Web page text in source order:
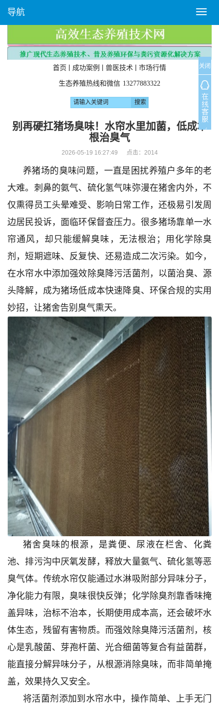
T
o
g
l
e
n
a
v
i
g
a
n
导航
首页 | 成功案例 | 兽医技术 | 市场行情
生态养殖热线和微信 13277883322
别再硬扛猪场臭味！水帘水里加菌，低成本
根治臭气
2026-05-19 16:27:49 点击： 2014
养猪场的臭味问题，一直是困扰养殖户多年的老
大难。刺鼻的氨气、硫化氢气味弥漫在猪舍内外，不
仅熏得员工头晕难受、影响日常工作，还极易引发周
边居民投诉，面临环保督查压力。很多猪场靠单一水
帘通风，却只能缓解臭味，无法根治；用化学除臭
剂，短期遮味、反复快、还易造成二次污染。如今，
在水帘水中添加强效除臭降污活菌剂，以菌治臭、源
头降解，成为猪场低成本快速降臭、环保合规的实用
妙招，让猪舍告别臭气熏天。
猪舍臭味的根源，是粪便、尿液在栏舍、化粪
池、排污沟中厌氧发酵，释放大量氨气、硫化氢等恶
臭气体。传统水帘仅能通过水淋吸附部分异味分子，
净化能力有限，臭味很快反弹；化学除臭剂靠香味掩
盖异味，治标不治本，长期使用成本高，还会破坏水
体生态，残留有害物质。而强效除臭降污活菌剂，核
心是乳酸菌、芽孢杆菌、光合细菌等复合有益菌群，
能直接分解异味分子，从根源消除臭味，而非简单掩
盖，效果持久又安全。
将活菌剂添加到水帘水中，操作简单、上手无门
关闭